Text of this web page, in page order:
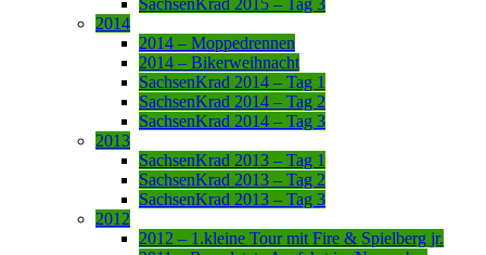
2014
2014 – Moppedrennen
2014 – Bikerweihnacht
SachsenKrad 2014 – Tag 1
SachsenKrad 2014 – Tag 2
SachsenKrad 2014 – Tag 3
2013
SachsenKrad 2013 – Tag 1
SachsenKrad 2013 – Tag 2
SachsenKrad 2013 – Tag 3
2012
2012 – 1.kleine Tour mit Fire & Spielberg jr.